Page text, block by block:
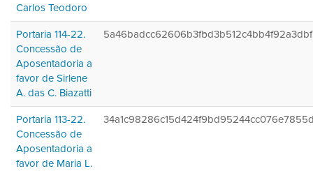
Carlos Teodoro
Portaria 114-22.
Concessão de
Aposentadoria a
favor de Sirlene
A. das C. Biazatti
Portaria 113-22.
Concessão de
Aposentadoria a
favor de Maria L.